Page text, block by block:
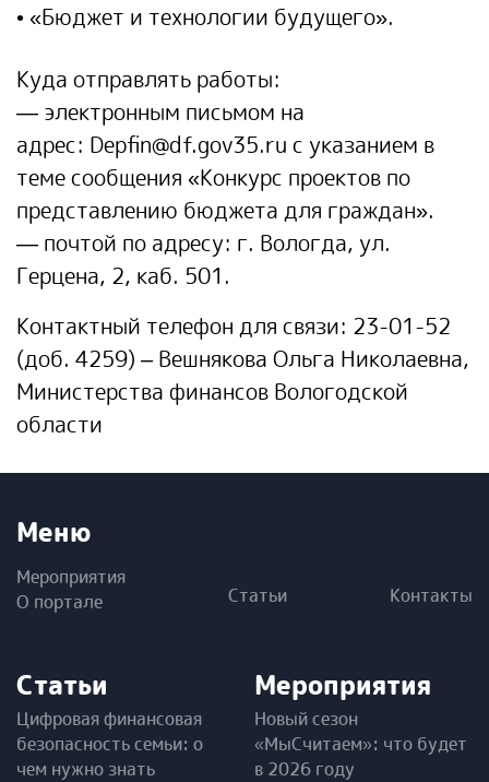
• «Бюджет и технологии будущего».
Куда отправлять работы:
— электронным письмом на
адрес: Depfin@df.gov35.ru с указанием в
теме сообщения «Конкурс проектов по
представлению бюджета для граждан».
— почтой по адресу: г. Вологда, ул.
Герцена, 2, каб. 501.
Контактный телефон для связи: 23-01-52
(доб. 4259) – Вешнякова Ольга Николаевна,
Министерства финансов Вологодской
области
Меню
Мероприятия
О портале
Статьи Контакты
Статьи
Цифровая финансовая
безопасность семьи: о
чем нужно знать
Мероприятия
Новый сезон
«МыСчитаем»: что будет
в 2026 году